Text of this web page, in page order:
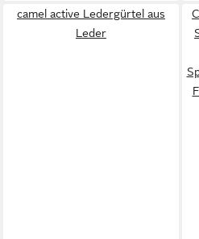
camel active Ledergürtel aus
Leder